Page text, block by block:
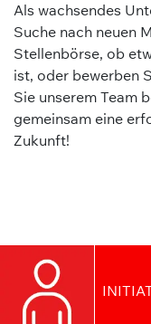
Als wachsendes
Suche nach neuen
Stellenbörse, ob
ist, oder bewerben
Sie unserem Team
gemeinsam eine
Zukunft!